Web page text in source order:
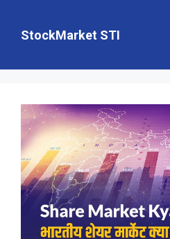
content
StockMarket STI